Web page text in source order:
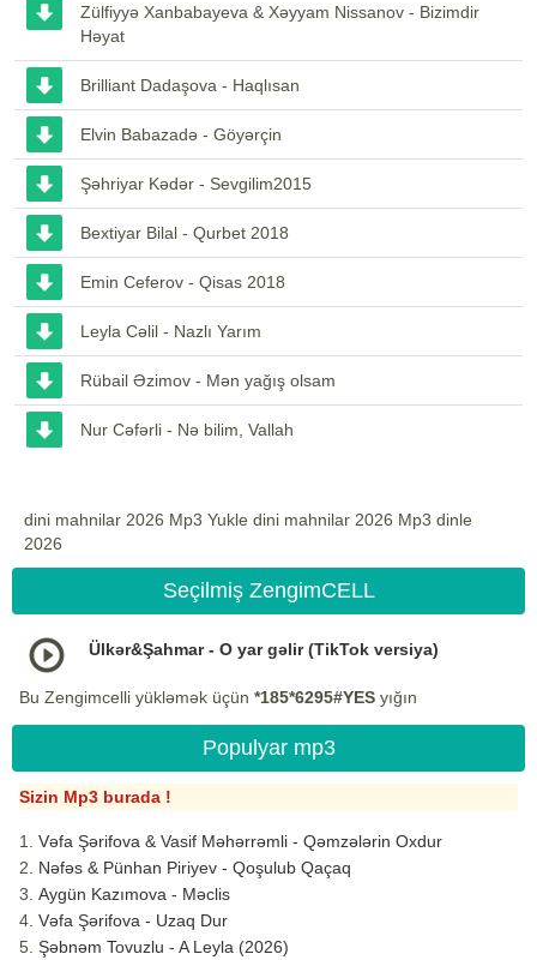
Zülfiyyə Xanbabayeva & Xəyyam Nissanov - Bizimdir
Həyat
Brilliant Dadaşova - Haqlısan
Elvin Babazadə - Göyərçin
Şəhriyar Kədər - Sevgilim2015
Bextiyar Bilal - Qurbet 2018
Emin Ceferov - Qisas 2018
Leyla Cəlil - Nazlı Yarım
Rübail Əzimov - Mən yağış olsam
Nur Cəfərli - Nə bilim, Vallah
dini mahnilar 2026 Mp3 Yukle dini mahnilar 2026 Mp3 dinle
2026
Seçilmiş ZengimCELL
Ülkər&Şahmar - O yar gəlir (TikTok versiya)
Bu Zengimcelli yükləmək üçün *185*6295#YES yığın
Populyar mp3
Sizin Mp3 burada !
Vəfa Şərifova & Vasif Məhərrəmli - Qəmzələrin Oxdur
Nəfəs & Pünhan Piriyev - Qoşulub Qaçaq
Aygün Kazımova - Məclis
Vəfa Şərifova - Uzaq Dur
Şəbnəm Tovuzlu - A Leyla (2026)